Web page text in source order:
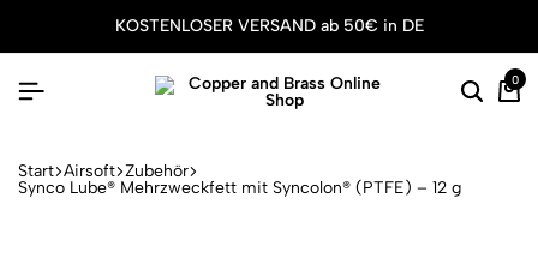
KOSTENLOSER VERSAND ab 50€ in DE
Suche
0
Start Airsoft Zubehör
Synco Lube® Mehrzweckfett mit Syncolon® (PTFE) – 12 g